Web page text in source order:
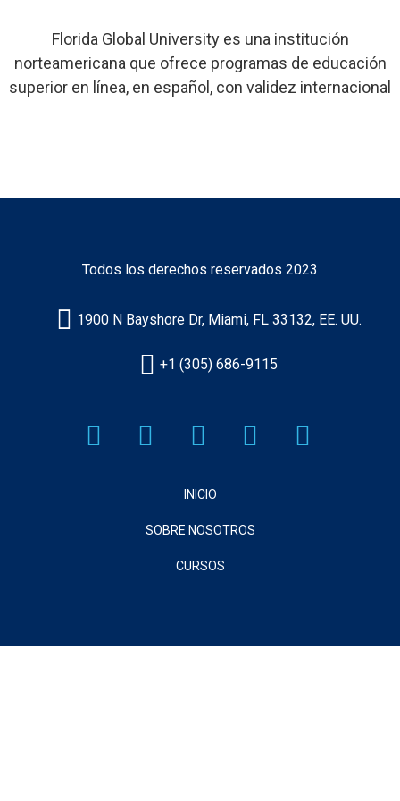
Florida Global University es una institución
norteamericana que ofrece programas de educación
superior en línea, en español, con validez internacional
Todos los derechos reservados 2023
1900 N Bayshore Dr, Miami, FL 33132, EE. UU.
+1 (305) 686-9115
INICIO
SOBRE NOSOTROS
CURSOS